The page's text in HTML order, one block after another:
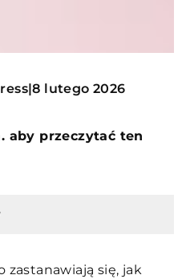
|8 lutego 2026
aby przeczytać ten
zastanawiają się, jak